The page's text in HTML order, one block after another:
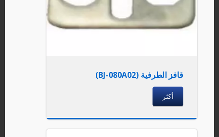
قافز الطرفية (BJ-080A02)
أكثر